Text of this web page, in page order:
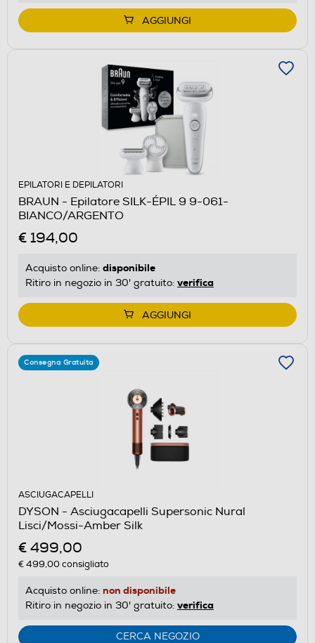
AGGIUNGI
EPILATORI E DEPILATORI
BRAUN - Epilatore SILK-ÉPIL 9 9-061-
BIANCO/ARGENTO
€ 194,00
Acquisto online: disponibile
Ritiro in negozio in 30' gratuito: verifica
AGGIUNGI
Consegna Gratuita
ASCIUGACAPELLI
DYSON - Asciugacapelli Supersonic Nural
Lisci/Mossi-Amber Silk
€ 499,00
€ 499,00consigliato
Acquisto online: non disponibile
Ritiro in negozio in 30' gratuito: verifica
CERCA NEGOZIO